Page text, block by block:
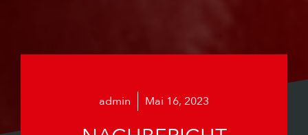
admin Mai 16, 2023